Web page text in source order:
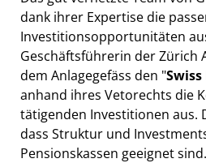
dank ihrer Expertise die
Investitionsopportunitäten
Geschäftsführerin der Zürich
dem Anlagegefäss den "
anhand ihres Vetorechts die
tätigenden Investitionen aus.
dass Struktur und
Pensionskassen geeignet sind.